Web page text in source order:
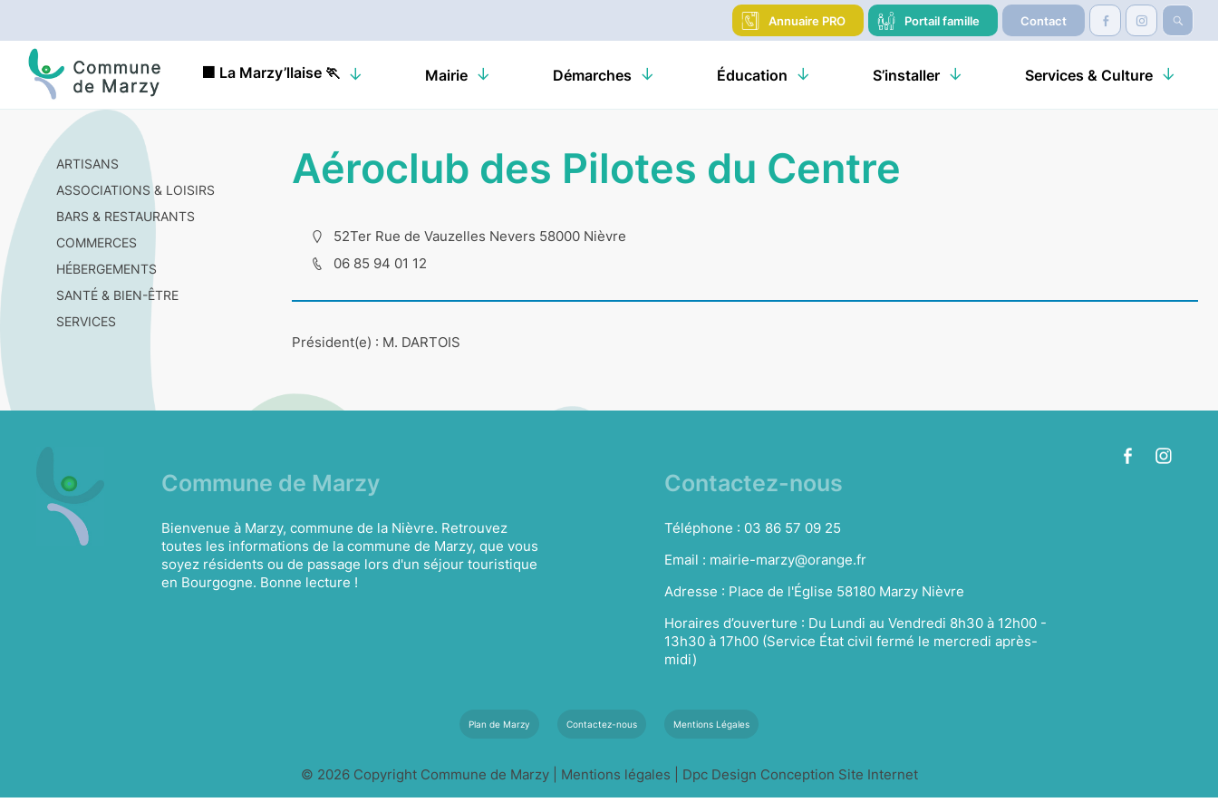
Annuaire PRO Portail famille Contact
🟧 La Marzy’llaise 🏃 Mairie Démarches Éducation S’installer Services & Culture
ARTISANS
ASSOCIATIONS & LOISIRS
BARS & RESTAURANTS
COMMERCES
HÉBERGEMENTS
SANTÉ & BIEN-ÊTRE
SERVICES
Aéroclub des Pilotes du Centre
52Ter Rue de Vauzelles Nevers 58000 Nièvre
06 85 94 01 12
Président(e) : M. DARTOIS
Commune de Marzy
Bienvenue à Marzy, commune de la Nièvre. Retrouvez
toutes les informations de la commune de Marzy, que vous
soyez résidents ou de passage lors d'un séjour touristique
en Bourgogne. Bonne lecture !
Contactez-nous
Téléphone : 03 86 57 09 25
Email : mairie-marzy@orange.fr
Adresse : Place de l'Église 58180 Marzy Nièvre
Horaires d’ouverture : Du Lundi au Vendredi 8h30 à 12h00 -
13h30 à 17h00 (Service État civil fermé le mercredi après-
midi)
Plan de Marzy Contactez-nous Mentions Légales
© 2026 Copyright Commune de Marzy| Mentions légales Dpc Design Conception Site Internet